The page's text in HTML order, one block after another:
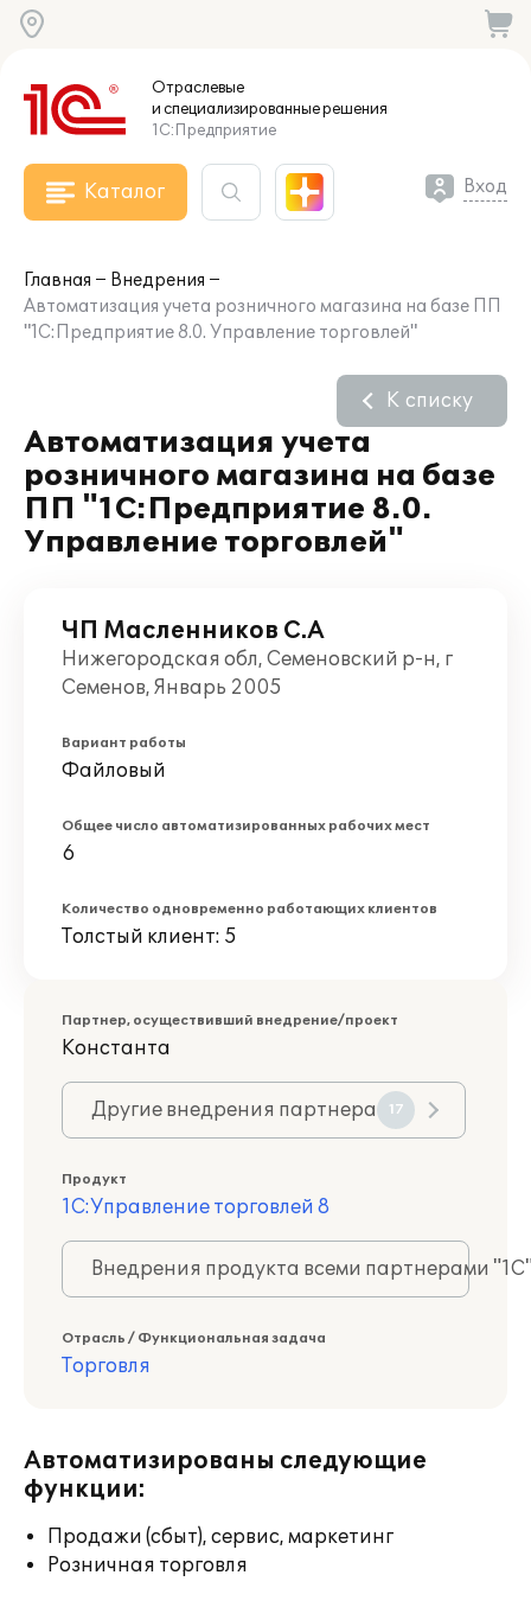
Отраслевые
и специализированныерешения
1С:Предприятие
Каталог Вход
Главная
Внедрения
Автоматизация учета розничного магазина на базе ПП
"1С:Предприятие 8.0. Управление торговлей"
Автоматизация учета
розничного магазина на базе
ПП "1С:Предприятие 8.0.
Управление торговлей"
К списку
ЧП Масленников С.А
Нижегородская обл, Семеновский р-н, г
Семенов, Январь 2005
Вариант работы
Файловый
Общее число автоматизированных рабочих мест
6
Количество одновременно работающих клиентов
Толстый клиент: 5
Партнер, осуществивший внедрение/проект
Константа
Другие внедрения партнера 17
Продукт
1С:Управление торговлей 8
Внедрения продукта всеми партнерами
Отрасль / Функциональная задача
Торговля
Автоматизированы следующие
функции:
Продажи (сбыт), сервис, маркетинг
Розничная торговля